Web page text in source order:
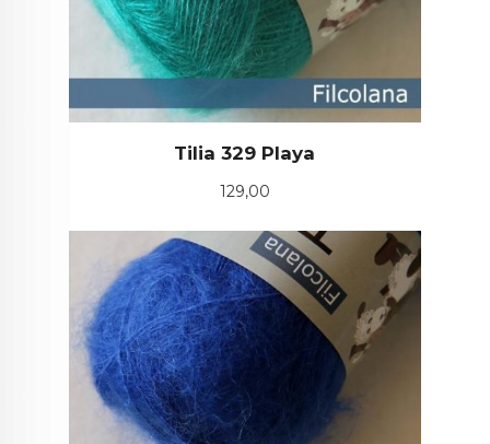
Tilia 329 Playa
Pris
129,00